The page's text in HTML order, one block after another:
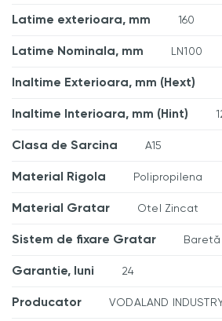
Latime exterioara, mm 160
Latime Nominala, mm LN100
Inaltime Exterioara, mm (Hext)
Inaltime Interioara, mm (Hint)
Clasa de Sarcina A15
Material Rigola Polipropilena
Material Gratar Otel Zincat
Sistem de fixare Gratar Baretă
Garantie, luni 24
Producator VODALAND